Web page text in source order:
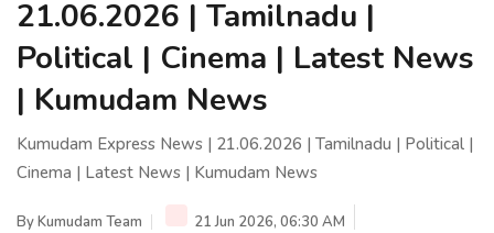
21.06.2026 | Tamilnadu |
Political | Cinema | Latest News
| Kumudam News
Kumudam Express News | 21.06.2026 | Tamilnadu | Political |
Cinema | Latest News | Kumudam News
ByKumudam Team
21 Jun 2026, 06:30 AM